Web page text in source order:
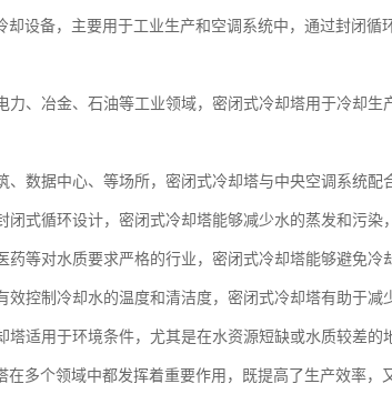
却设备，主要用于工业生产和空调系统中，通过封闭
力、冶金、石油等工业领域，密闭式冷却塔用于冷却
、数据中心、等场所，密闭式冷却塔与中央空调系统配
闭式循环设计，密闭式冷却塔能够减少水的蒸发和污染
药等对水质要求严格的行业，密闭式冷却塔能够避免冷
效控制冷却水的温度和清洁度，密闭式冷却塔有助于减
塔适用于环境条件，尤其是在水资源短缺或水质较差的
在多个领域中都发挥着重要作用，既提高了生产效率，